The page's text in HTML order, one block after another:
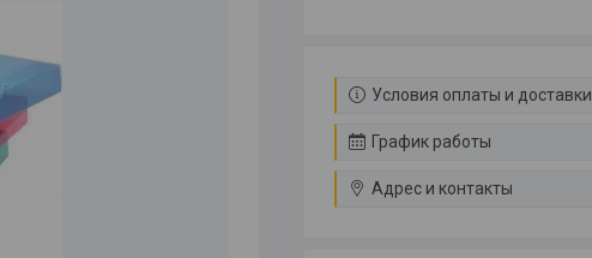
Условия оплаты и доставки
График работы
Адрес и контакты